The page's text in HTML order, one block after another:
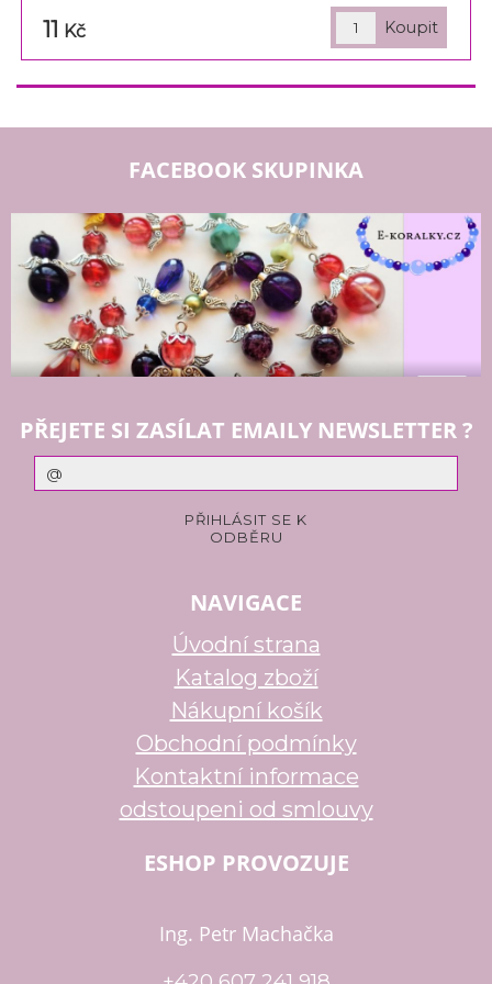
11 Kč
FACEBOOK SKUPINKA
PŘEJETE SI ZASÍLAT EMAILY NEWSLETTER ?
NAVIGACE
Úvodní strana
Katalog zboží
Nákupní košík
Obchodní podmínky
Kontaktní informace
odstoupeni od smlouvy
ESHOP PROVOZUJE
Ing. Petr Machačka